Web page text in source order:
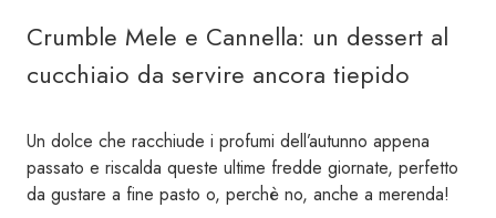
Crumble Mele e Cannella: un dessert al
cucchiaio da servire ancora tiepido
Un dolce che racchiude i profumi dell’autunno appena
passato e riscalda queste ultime fredde giornate, perfetto
da gustare a fine pasto o, perchè no, anche a merenda!